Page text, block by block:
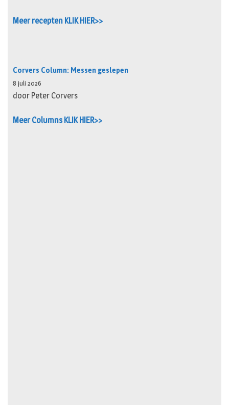
Meer recepten KLIK HIER>>
Corvers Column: Messen geslepen
8 juli 2026
door Peter Corvers
Meer Columns KLIK HIER>>